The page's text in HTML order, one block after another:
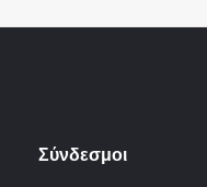
Σύνδεσμοι